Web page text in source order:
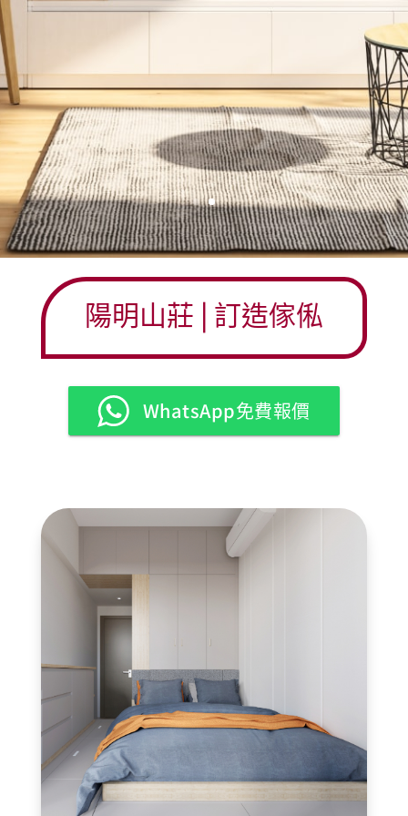
陽明山莊 | 訂造傢俬
WhatsApp免費報價